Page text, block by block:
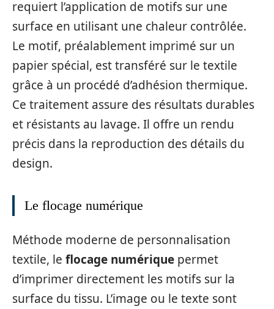
requiert l’application de motifs sur une
surface en utilisant une chaleur contrôlée.
Le motif, préalablement imprimé sur un
papier spécial, est transféré sur le textile
grâce à un procédé d’adhésion thermique.
Ce traitement assure des résultats durables
et résistants au lavage. Il offre un rendu
précis dans la reproduction des détails du
design.
Le flocage numérique
Méthode moderne de personnalisation
textile, le flocage numérique permet
d’imprimer directement les motifs sur la
surface du tissu. L’image ou le texte sont